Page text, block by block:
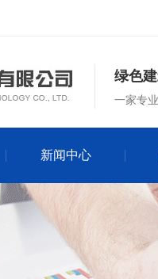
绿色
一家专
新闻中心